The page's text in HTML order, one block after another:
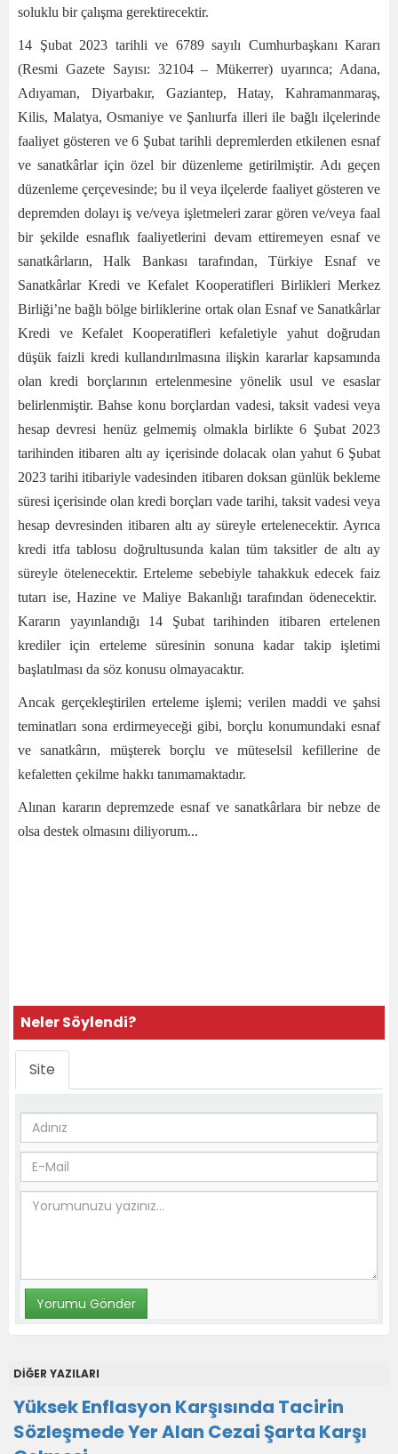
soluklu bir çalışma gerektirecektir.
14 Şubat 2023 tarihli ve 6789 sayılı Cumhurbaşkanı Kararı
(Resmi Gazete Sayısı: 32104 – Mükerrer) uyarınca; Adana,
Adıyaman, Diyarbakır, Gaziantep, Hatay, Kahramanmaraş,
Kilis, Malatya, Osmaniye ve Şanlıurfa illeri ile bağlı ilçelerinde
faaliyet gösteren ve 6 Şubat tarihli depremlerden etkilenen esnaf
ve sanatkârlar için özel bir düzenleme getirilmiştir. Adı geçen
düzenleme çerçevesinde; bu il veya ilçelerde faaliyet gösteren ve
depremden dolayı iş ve/veya işletmeleri zarar gören ve/veya faal
bir şekilde esnaflık faaliyetlerini devam ettiremeyen esnaf ve
sanatkârların, Halk Bankası tarafından, Türkiye Esnaf ve
Sanatkârlar Kredi ve Kefalet Kooperatifleri Birlikleri Merkez
Birliği’ne bağlı bölge birliklerine ortak olan Esnaf ve Sanatkârlar
Kredi ve Kefalet Kooperatifleri kefaletiyle yahut doğrudan
düşük faizli kredi kullandırılmasına ilişkin kararlar kapsamında
olan kredi borçlarının ertelenmesine yönelik usul ve esaslar
belirlenmiştir. Bahse konu borçlardan vadesi, taksit vadesi veya
hesap devresi henüz gelmemiş olmakla birlikte 6 Şubat 2023
tarihinden itibaren altı ay içerisinde dolacak olan yahut 6 Şubat
2023 tarihi itibariyle vadesinden itibaren doksan günlük bekleme
süresi içerisinde olan kredi borçları vade tarihi, taksit vadesi veya
hesap devresinden itibaren altı ay süreyle ertelenecektir. Ayrıca
kredi itfa tablosu doğrultusunda kalan tüm taksitler de altı ay
süreyle ötelenecektir. Erteleme sebebiyle tahakkuk edecek faiz
tutarı ise, Hazine ve Maliye Bakanlığı tarafından ödenecektir.
Kararın yayınlandığı 14 Şubat tarihinden itibaren ertelenen
krediler için erteleme süresinin sonuna kadar takip işletimi
başlatılması da söz konusu olmayacaktır.
Ancak gerçekleştirilen erteleme işlemi; verilen maddi ve şahsi
teminatları sona erdirmeyeceği gibi, borçlu konumundaki esnaf
ve sanatkârın, müşterek borçlu ve müteselsil kefillerine de
kefaletten çekilme hakkı tanımamaktadır.
Alınan kararın depremzede esnaf ve sanatkârlara bir nebze de
olsa destek olmasını diliyorum...
Neler Söylendi?
Site
DİĞER YAZILARI
Yüksek Enflasyon Karşısında Tacirin
Sözleşmede Yer Alan Cezai Şarta Karşı